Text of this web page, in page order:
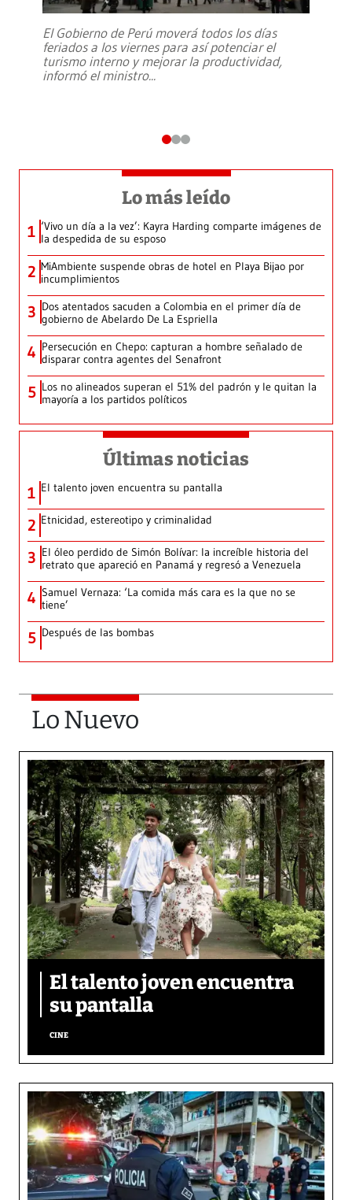
El Gobierno de Perú moverá todos los días
feriados a los viernes para así potenciar el
turismo interno y mejorar la productividad,
informó el ministro...
Lo más leído
1 ‘Vivo un día a la vez’: Kayra Harding comparte imágenes de
la despedida de su esposo
2 MiAmbiente suspende obras de hotel en Playa Bijao por
incumplimientos
3 Dos atentados sacuden a Colombia en el primer día de
gobierno de Abelardo De La Espriella
4 Persecución en Chepo: capturan a hombre señalado de
disparar contra agentes del Senafront
5 Los no alineados superan el 51% del padrón y le quitan la
mayoría a los partidos políticos
Últimas noticias
1 El talento joven encuentra su pantalla​
2 Etnicidad, estereotipo y criminalidad
3 El óleo perdido de Simón Bolívar: la increíble historia del
retrato que apareció en Panamá y regresó a Venezuela
4 Samuel Vernaza: ‘La comida más cara es la que no se
tiene’
5 Después de las bombas
Lo Nuevo
El talento joven encuentra
su pantalla​
CINE